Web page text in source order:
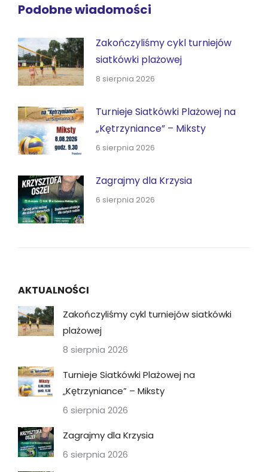
Podobne wiadomości
Zakończyliśmy cykl turniejów
siatkówki plażowej
8 sierpnia 2026
Turnieje Siatkówki Plażowej na
„Kętrzyniance” – Miksty
6 sierpnia 2026
Zagrajmy dla Krzysia
6 sierpnia 2026
AKTUALNOŚCI
Zakończyliśmy cykl turniejów siatkówki
plażowej
8 sierpnia 2026
Turnieje Siatkówki Plażowej na
„Kętrzyniance” – Miksty
6 sierpnia 2026
Zagrajmy dla Krzysia
6 sierpnia 2026